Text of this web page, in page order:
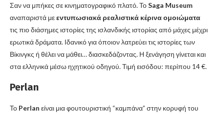
Σαν να μπήκες σε κινηματογραφικό πλατό. ΤοSaga Museum
αναπαριστά μεεντυπωσιακά ρεαλιστικά κέρινα ομοιώματα
τις πιο διάσημες ιστορίες της ισλανδικής ιστορίας από μάχες μέχρι
ερωτικά δράματα. Ιδανικό για όποιον λατρεύει τις ιστορίες των
Βίκινγκς ή θέλει να μάθει… διασκεδάζοντας. Η ξενάγηση γίνεται και
στα ελληνικά μέσω ηχητικού οδηγού. Τιμή εισόδου: περίπου 14 €.
Perlan
Το Perlan είναι μια φουτουριστική “καμπάνα” στην κορυφή του